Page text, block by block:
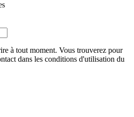
à tout moment. Vous trouverez pour
dans les conditions d'utilisation du